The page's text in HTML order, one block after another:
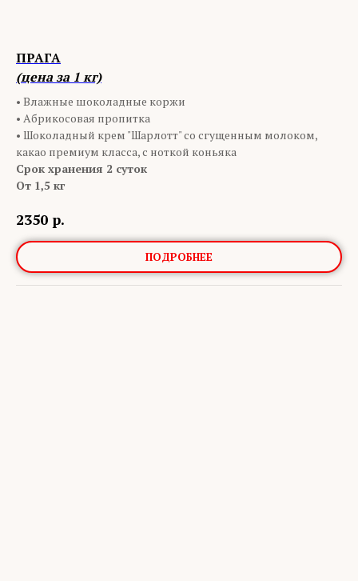
ПРАГА
(цена за 1 кг)
• Влажные шоколадные коржи
• Абрикосовая пропитка
• Шоколадный крем "Шарлотт" со сгущенным молоком,
какао премиум класса, с ноткой коньяка
Срок хранения 2 суток
От 1,5 кг
2350 р.
ПОДРОБНЕЕ